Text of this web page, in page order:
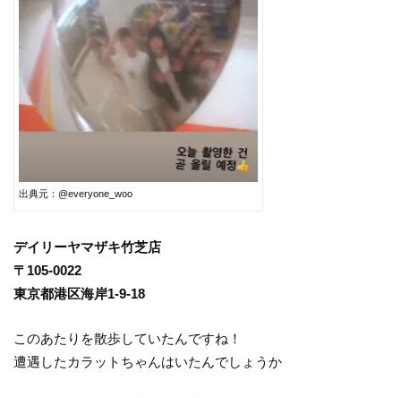
出典元：@everyone_woo
デイリーヤマザキ竹芝店
〒105-0022
東京都港区海岸1-9-18
このあたりを散歩していたんですね！
遭遇したカラットちゃんはいたんでしょうか